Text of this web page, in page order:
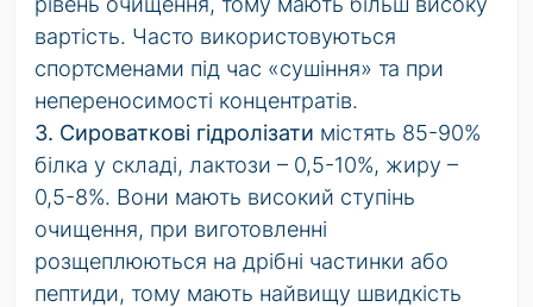
вартість. Часто використовуються
спортсменами під час «сушіння» та при
непереносимості концентратів.
3. Сироваткові гідролізати містять 85-90%
білка у складі, лактози – 0,5-10%, жиру –
0,5-8%. Вони мають високий ступінь
очищення, при виготовленні
розщеплюються на дрібні частинки або
пептиди, тому мають найвищу швидкість